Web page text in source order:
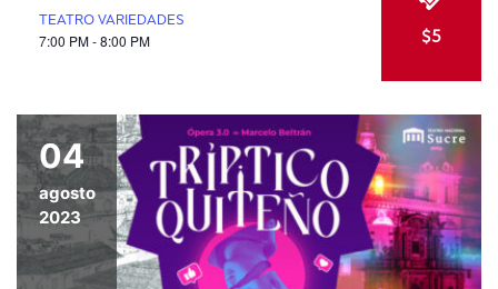
TEATRO VARIEDADES
7:00 PM - 8:00 PM $5
04
agosto
2023